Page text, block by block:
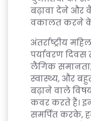
बढ़ावा देने और
वकालत करने के
अंतर्राष्ट्रीय
पर्यावरण दिवस
लैंगिक समानता,
स्वास्थ्य, और
बढ़ाने वाले
कवर करते हैं। इन
समर्पित करके,